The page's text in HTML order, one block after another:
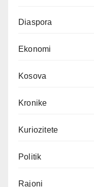
Diaspora
Ekonomi
Kosova
Kronike
Kuriozitete
Politik
Rajoni